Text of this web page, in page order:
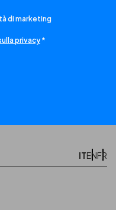
di marketing
privacy*
ITENFR